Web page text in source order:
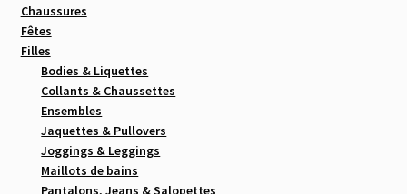
Chaussures
Fêtes
Filles
Bodies & Liquettes
Collants & Chaussettes
Ensembles
Jaquettes & Pullovers
Joggings & Leggings
Maillots de bains
Pantalons, Jeans & Salopettes